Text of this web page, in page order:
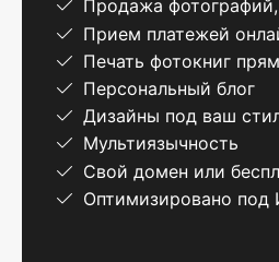
Продажа
Прием платежей
Печать фотокниг
Персональный блог
Дизайны под ваш
Мультиязычность
Свой домен или
Оптимизировано под